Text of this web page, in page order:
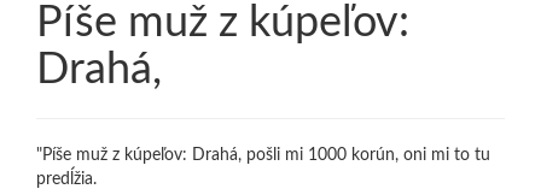
Píše muž z kúpeľov:
Drahá,
"Píše muž z kúpeľov: Drahá, pošli mi 1000 korún, oni mi to tu
predĺžia.